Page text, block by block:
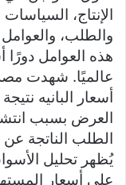
الإنتاج،
والطلب،
هذه العوامل دورًا
عالميًا. شهدت
أسعار البانيه
العرض بسبب
الطلب الناتجة عن
يُظهر تحليل
على أسعار